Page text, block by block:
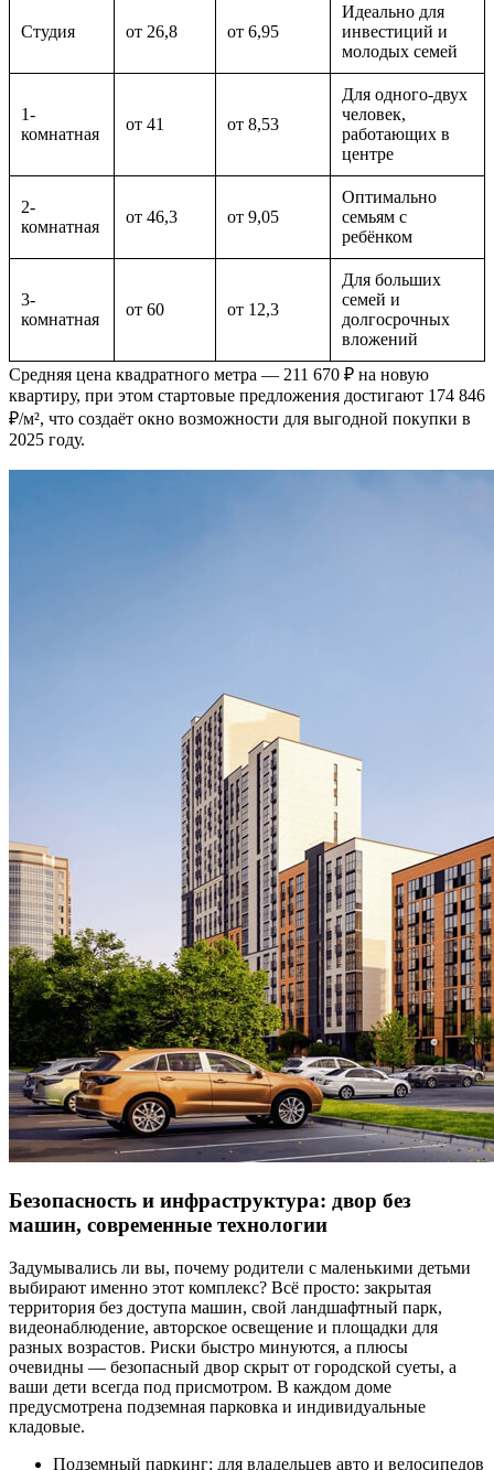
Студия от 26,8 от 6,95
Идеально для
инвестиций и
молодых семей
1-
комнатная
от 41 от 8,53
Для одного-двух
человек,
работающих в
центре
2-
комнатная
от 46,3 от 9,05
Оптимально
семьям с
ребёнком
3-
комнатная
от 60 от 12,3
Для больших
семей и
долгосрочных
вложений
Средняя цена квадратного метра — 211 670 ₽ на новую
квартиру, при этом стартовые предложения достигают 174 846
₽/м², что создаёт окно возможности для выгодной покупки в
2025 году.
Безопасность и инфраструктура: двор без
машин, современные технологии
Задумывались ли вы, почему родители с маленькими детьми
выбирают именно этот комплекс? Всё просто: закрытая
территория без доступа машин, свой ландшафтный парк,
видеонаблюдение, авторское освещение и площадки для
разных возрастов. Риски быстро минуются, а плюсы
очевидны — безопасный двор скрыт от городской суеты, а
ваши дети всегда под присмотром. В каждом доме
предусмотрена подземная парковка и индивидуальные
кладовые.
Подземный паркинг: для владельцев авто и велосипедов